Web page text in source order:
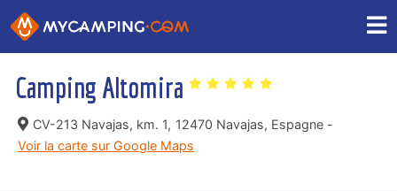
Camping Altomira
CV-213 Navajas, km. 1, 12470 Navajas, Espagne -
Voir la carte sur Google Maps